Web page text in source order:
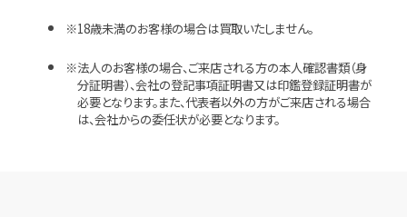
18歳未満のお客様の場合は買取いたしません。
法人のお客様の場合、ご来店される方の本人確認書類（身
分証明書）、会社の登記事項証明書又は印鑑登録証明書が
必要となります。また、代表者以外の方がご来店される場合
は、会社からの委任状が必要となります。